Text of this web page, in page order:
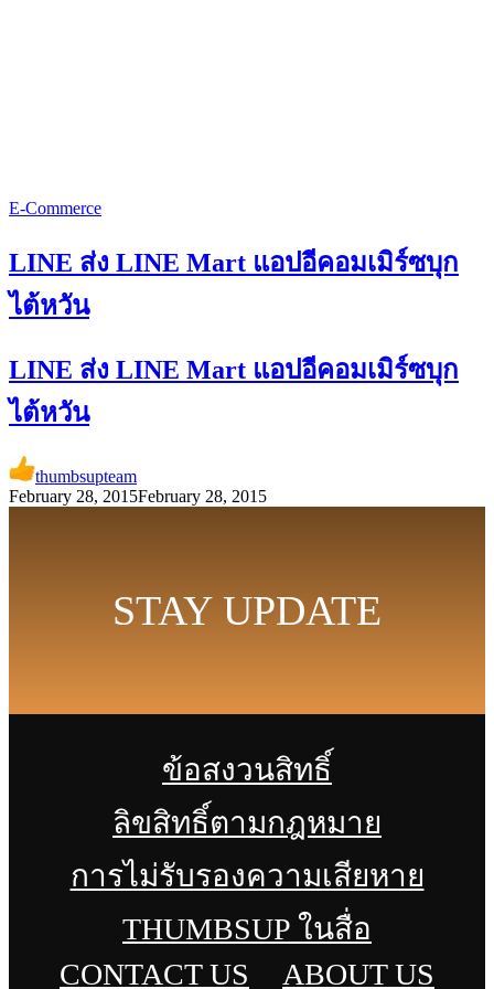
E-Commerce
LINE ส่ง LINE Mart แอปอีคอมเมิร์ซบุก
ไต้หวัน
LINE ส่ง LINE Mart แอปอีคอมเมิร์ซบุก
ไต้หวัน
thumbsupteam
February 28, 2015February 28, 2015
STAY UPDATE
ข้อสงวนสิทธิ์
ลิขสิทธิ์ตามกฎหมาย
การไม่รับรองความเสียหาย
THUMBSUP ในสื่อ
CONTACT US
ABOUT US